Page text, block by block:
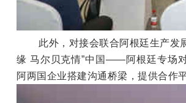
此外，对接会联合阿根廷生产发
缘 马尔贝克情”中国——阿根廷专场
阿两国企业搭建沟通桥梁，提供合作平